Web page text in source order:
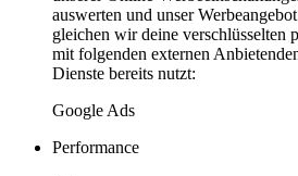
auswerten und unser
gleichen wir deine verschlüsselten
mit folgenden externen
Dienste bereits nutzt:
Google Ads
Performance